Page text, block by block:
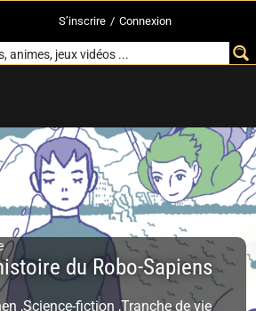
S’inscrire / Connexion
du Robo-Sapiens
,Science-fiction ,Tranche de vie